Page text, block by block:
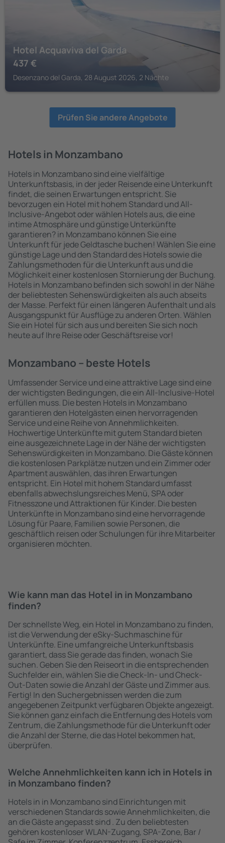
Hotel Acquaviva del Garda
437 €
Desenzano del Garda, 28 August 2026, 2 Nächte
Prüfen Sie andere Angebote
Hotels in Monzambano
Hotels in Monzambano sind eine vielfältige
Unterkunftsbasis, in der jeder Reisende eine Unterkunft
findet, die seinen Erwartungen entspricht. Sie
bevorzugen ein Hotel mit hohem Standard und All-
Inclusive-Angebot oder wählen Hotels aus, die eine
intime Atmosphäre und günstige Unterkünfte
garantieren? in Monzambano können Sie eine
Unterkunft für jede Geldtasche buchen! Wählen Sie eine
günstige Lage und den Standard des Hotels sowie die
Zahlungsmethoden für die Unterkunft aus und die
Möglichkeit einer kostenlosen Stornierung der Buchung.
Hotels in Monzambano befinden sich sowohl in der Nähe
der beliebtesten Sehenswürdigkeiten als auch abseits
der Masse. Perfekt für einen längeren Aufenthalt und als
Ausgangspunkt für Ausflüge zu anderen Orten. Wählen
Sie ein Hotel für sich aus und bereiten Sie sich noch
heute auf Ihre Reise oder Geschäftsreise vor!
Monzambano – beste Hotels
Umfassender Service und eine attraktive Lage sind eine
der wichtigsten Bedingungen, die ein All-Inclusive-Hotel
erfüllen muss. Die besten Hotels in Monzambano
garantieren den Hotelgästen einen hervorragenden
Service und eine Reihe von Annehmlichkeiten.
Hochwertige Unterkünfte mit gutem Standard bieten
eine ausgezeichnete Lage in der Nähe der wichtigsten
Sehenswürdigkeiten in Monzambano. Die Gäste können
die kostenlosen Parkplätze nutzen und ein Zimmer oder
Apartment auswählen, das ihren Erwartungen
entspricht. Ein Hotel mit hohem Standard umfasst
ebenfalls abwechslungsreiches Menü, SPA oder
Fitnesszone und Attraktionen für Kinder. Die besten
Unterkünfte in Monzambano sind eine hervorragende
Lösung für Paare, Familien sowie Personen, die
geschäftlich reisen oder Schulungen für ihre Mitarbeiter
organisieren möchten.
Wie kann man das Hotel in in Monzambano
finden?
Der schnellste Weg, ein Hotel in Monzambano zu finden,
ist die Verwendung der eSky-Suchmaschine für
Unterkünfte. Eine umfangreiche Unterkunftsbasis
garantiert, dass Sie gerade das finden, wonach Sie
suchen. Geben Sie den Reiseort in die entsprechenden
Suchfelder ein, wählen Sie die Check-In- und Check-
Out-Daten sowie die Anzahl der Gäste und Zimmer aus.
Fertig! In den Suchergebnissen werden die zum
angegebenen Zeitpunkt verfügbaren Objekte angezeigt.
Sie können ganz einfach die Entfernung des Hotels vom
Zentrum, die Zahlungsmethode für die Unterkunft oder
die Anzahl der Sterne, die das Hotel bekommen hat,
überprüfen.
Welche Annehmlichkeiten kann ich in Hotels in
in Monzambano finden?
Hotels in in Monzambano sind Einrichtungen mit
verschiedenen Standards sowie Annehmlichkeiten, die
an die Gäste angepasst sind . Zu den beliebtesten
gehören kostenloser WLAN-Zugang, SPA-Zone, Bar /